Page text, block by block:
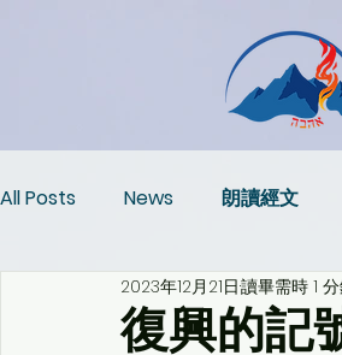
All Posts News 朗讀經文
聖經學院 愛與醫治
復興的記
2023年12月21日讀畢需時 1